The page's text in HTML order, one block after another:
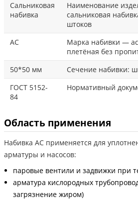
Сальниковая
набивка
Наименование
сальниковая
штоков
АС
Марка набивки —
плетёная без
50*50 мм
Сечение набивки:
ГОСТ 5152-
84
Нормативный
Область применения
Набивка АС применяется для
арматуры и насосов:
паровые вентили и задвижки при
арматура кислородных
загрязнение жиром)